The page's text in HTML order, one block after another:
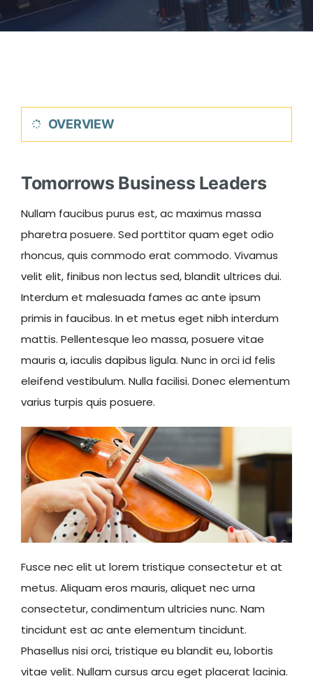
OVERVIEW
Tomorrows Business Leaders
Nullam faucibus purus est, ac maximus massa
pharetra posuere. Sed porttitor quam eget odio
rhoncus, quis commodo erat commodo. Vivamus
velit elit, finibus non lectus sed, blandit ultrices dui.
Interdum et malesuada fames ac ante ipsum
primis in faucibus. In et metus eget nibh interdum
mattis. Pellentesque leo massa, posuere vitae
mauris a, iaculis dapibus ligula. Nunc in orci id felis
eleifend vestibulum. Nulla facilisi. Donec elementum
varius turpis quis posuere.
Fusce nec elit ut lorem tristique consectetur et at
metus. Aliquam eros mauris, aliquet nec urna
consectetur, condimentum ultricies nunc. Nam
tincidunt est ac ante elementum tincidunt.
Phasellus nisi orci, tristique eu blandit eu, lobortis
vitae velit. Nullam cursus arcu eget placerat lacinia.